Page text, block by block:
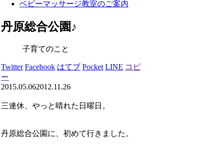
ベビーマッサージ教室のご案内
丹原総合公園♪
子育てのこと
Twitter Facebook はてブ Pocket LINE コピ
ー
2015.05.062012.11.26
三連休、やっと晴れた日曜日。
丹原総合公園に、初めて行きました。